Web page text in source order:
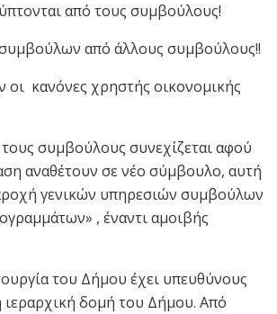
από τους συμβούλους!
από άλλους συμβούλους!!
οι κανόνες χρηστής οικονομικής
τους συμβούλους συνεχίζεται αφού
αναθέτουν σε νέο σύμβουλο, αυτή
γενικών υπηρεσιών συμβούλων
, έναντι αμοιβής
του Δήμου έχει υπευθύνους
ιεραρχική δομή του Δήμου. Από